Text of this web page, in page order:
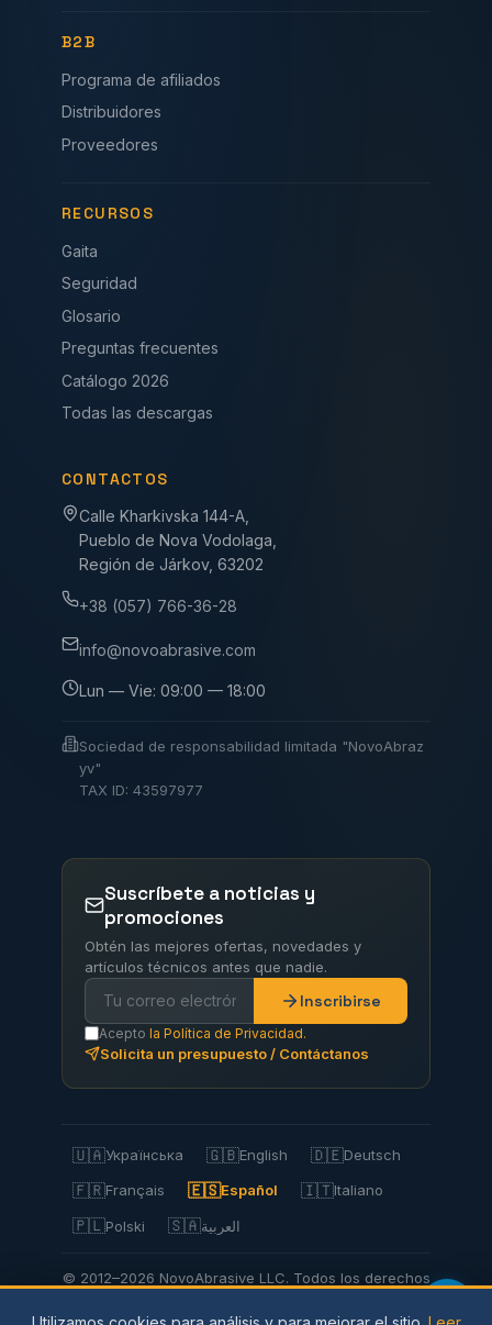
B2B
Programa de afiliados
Distribuidores
Proveedores
RECURSOS
Gaita
Seguridad
Glosario
Preguntas frecuentes
Catálogo 2026
Todas las descargas
CONTACTOS
Calle Kharkivska 144-A,
Pueblo de Nova Vodolaga,
Región de Járkov, 63202
+38 (057) 766-36-28
info@novoabrasive.com
Lun — Vie: 09:00 — 18:00
Sociedad de responsabilidad limitada "NovoAbraz
yv"
TAX ID: 43597977
Suscríbete a noticias y
promociones
Obtén las mejores ofertas, novedades y
artículos técnicos antes que nadie.
Inscribirse
Acepto la Política de Privacidad.
Solicita un presupuesto / Contáctanos
🇺🇦Українська 🇬🇧English 🇩🇪Deutsch
🇫🇷Français 🇪🇸Español 🇮🇹Italiano
🇵🇱Polski 🇸🇦العربية
© 2012–2026 NovoAbrasive LLC. Todos los derechos